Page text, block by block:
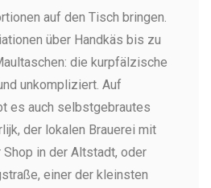
auf den Tisch bringen.
über Handkäs bis zu
die kurpfälzische
unkompliziert. Auf
es auch selbstgebrautes
der lokalen Brauerei mit
in der Altstadt, oder
einer der kleinsten